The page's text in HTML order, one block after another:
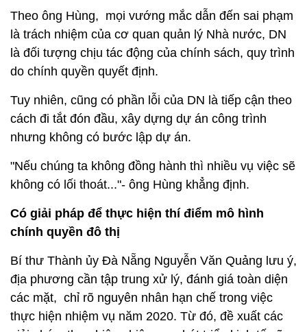
Theo ông Hùng, mọi vướng mắc dẫn đến sai phạm
là trách nhiệm của cơ quan quản lý Nhà nước, DN
là đối tượng chịu tác động của chính sách, quy trình
do chính quyền quyết định.
Tuy nhiên, cũng có phần lỗi của DN là tiếp cận theo
cách đi tắt đón đầu, xây dựng dự án công trình
nhưng không có bước lập dự án.
"Nếu chúng ta không đồng hành thì nhiều vụ việc sẽ
không có lối thoát..."- ông Hùng khẳng định.
Có giải pháp để thực hiện thí điểm mô hình
chính quyền đô thị
Bí thư Thành ủy Đà Nẵng Nguyễn Văn Quảng lưu ý,
địa phương cần tập trung xử lý, đánh giá toàn diện
các mặt, chỉ rõ nguyên nhân hạn chế trong việc
thực hiện nhiệm vụ năm 2020. Từ đó, đề xuất các